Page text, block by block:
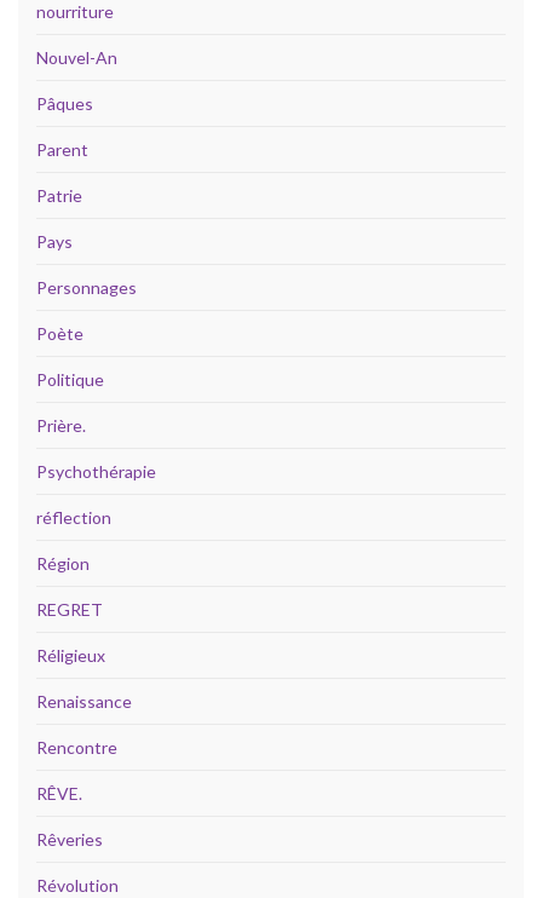
nourriture
Nouvel-An
Pâques
Parent
Patrie
Pays
Personnages
Poète
Politique
Prière.
Psychothérapie
réflection
Région
REGRET
Réligieux
Renaissance
Rencontre
RÊVE.
Rêveries
Révolution